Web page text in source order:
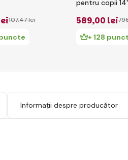
107,47 lei
pentru copii
589,00 lei
+ 128
Informații despre producător